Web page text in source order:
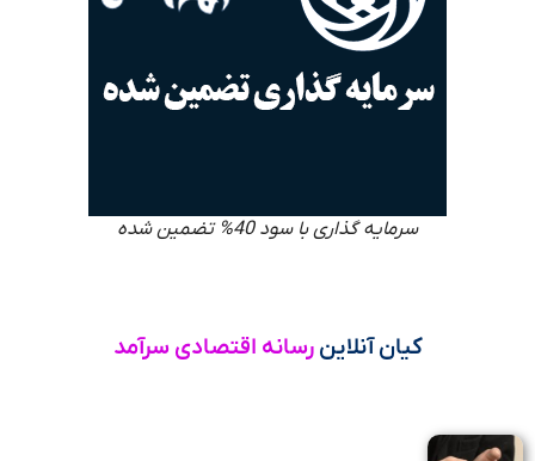
سرمایه گذاری با سود 40% تضمین شده
کیان آنلاین رسانه اقتصادی سرآمد